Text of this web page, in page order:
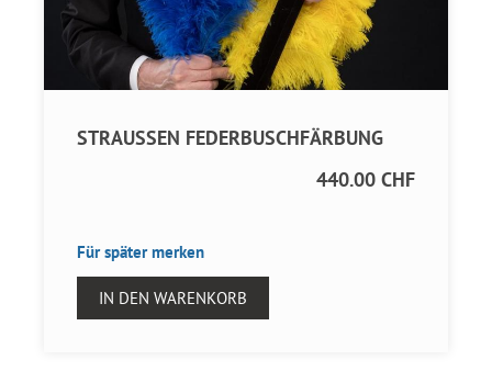
STRAUSSEN FEDERBUSCHFÄRBUNG
440.00 CHF
Für später merken
IN DEN WARENKORB